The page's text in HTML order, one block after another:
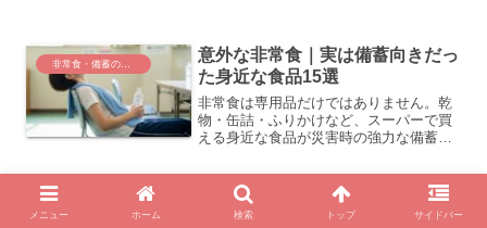
意外な非常食｜実は備蓄向きだっ
た身近な食品15選
非常食は専用品だけではありません。乾
物・缶詰・ふりかけなど、スーパーで買
える身近な食品が災害時の強力な備蓄に
ました。
夏の非常食は何を備えるべき？高
メニュー ホーム 検索 トップ サイドバー